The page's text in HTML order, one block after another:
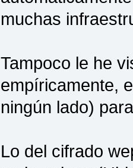
muchas
Tampoco le he
empíricamente,
ningún lado)
Lo del cifrado